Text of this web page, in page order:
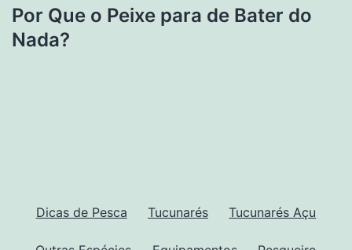
Por Que o Peixe para de Bater do
Nada?
Dicas de Pesca Tucunarés Tucunarés Açu